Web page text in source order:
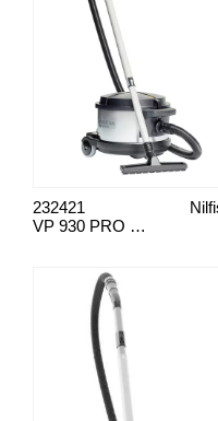
VP 930 PRO HEPA S2
232421